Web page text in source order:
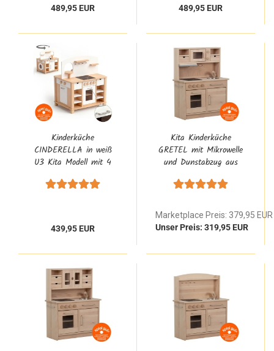
489,95 EUR 489,95 EUR
Kinderküche
CINDERELLA in weiß
U3 Kita Modell mit 4
Buche Massivholz
439,95 EUR
Kita Kinderküche
GRETEL mit Mikrowelle
und Dunstabzug aus
Kindergarten
Marketplace Preis: 379,95 EUR
Unser Preis: 319,95 EUR